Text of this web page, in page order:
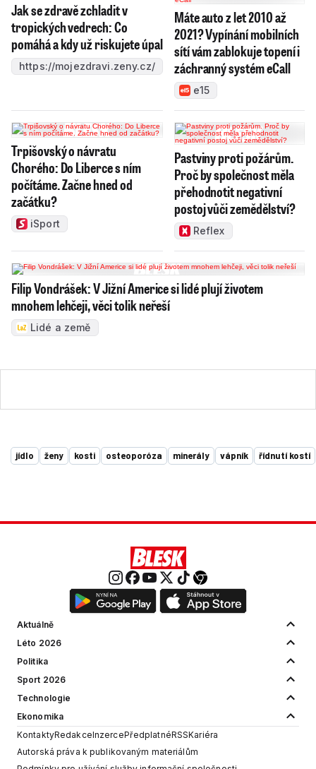
Jak se zdravě zchladit v
tropických vedrech: Co
pomáhá a kdy už riskujete úpal
https://mojezdravi.zeny.cz/
Máte auto z let 2010 až
2021? Vypínání mobilních
sítí vám zablokuje topení i
záchranný systém eCall
e15
Trpišovský o návratu
Chorého: Do Liberce s ním
počítáme. Začne hned od
začátku?
iSport
Pastviny proti požárům.
Proč by společnost měla
přehodnotit negativní
postoj vůči zemědělství?
Reflex
Filip Vondrášek: V Jižní Americe si lidé plují životem
mnohem lehčeji, věci tolik neřeší
Lidé a země
jídlo ženy kosti osteoporóza minerály vápník řídnutí kostí
Aktuálně
Léto 2026
Politika
Sport 2026
Technologie
Ekonomika
KontaktyRedakceInzercePředplatnéRSSKariéra
Autorská práva k publikovaným materiálům